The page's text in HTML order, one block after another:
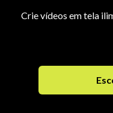
Crie vídeos em tela